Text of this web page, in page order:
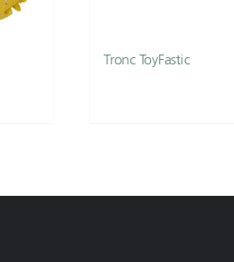
Tronc ToyFastic